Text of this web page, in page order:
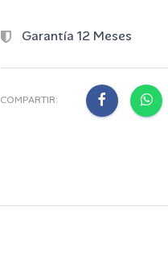
Garantía 12 Meses
COMPARTIR: